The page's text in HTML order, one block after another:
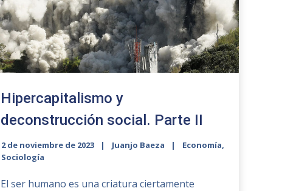
Hipercapitalismo y
deconstrucción social. Parte II
2 de noviembre de 2023 Juanjo Baeza Economía,
Sociología
El ser humano es una criatura ciertamente